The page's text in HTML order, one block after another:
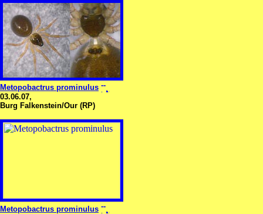
Metopobactrus prominulus
03.06.07,
Burg Falkenstein/Our (RP)
Metopobactrus prominulus